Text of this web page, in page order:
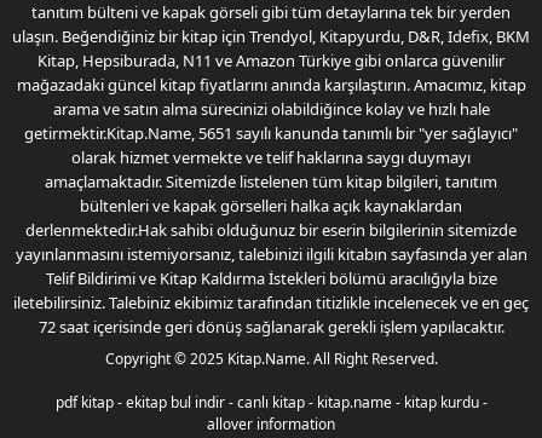
tanıtım bülteni ve kapak görseli gibi tüm detaylarına tek bir yerden
ulaşın. Beğendiğiniz bir kitap için Trendyol, Kitapyurdu, D&R, Idefix, BKM
Kitap, Hepsiburada, N11 ve Amazon Türkiye gibi onlarca güvenilir
mağazadaki güncel kitap fiyatlarını anında karşılaştırın. Amacımız, kitap
arama ve satın alma sürecinizi olabildiğince kolay ve hızlı hale
getirmektir.Kitap.Name, 5651 sayılı kanunda tanımlı bir "yer sağlayıcı"
olarak hizmet vermekte ve telif haklarına saygı duymayı
amaçlamaktadır. Sitemizde listelenen tüm kitap bilgileri, tanıtım
bültenleri ve kapak görselleri halka açık kaynaklardan
derlenmektedir.Hak sahibi olduğunuz bir eserin bilgilerinin sitemizde
yayınlanmasını istemiyorsanız, talebinizi ilgili kitabın sayfasında yer alan
Telif Bildirimi ve Kitap Kaldırma İstekleri bölümü aracılığıyla bize
iletebilirsiniz. Talebiniz ekibimiz tarafından titizlikle incelenecek ve en geç
72 saat içerisinde geri dönüş sağlanarak gerekli işlem yapılacaktır.
Copyright © 2025 Kitap.Name. All Right Reserved.
pdf kitap-ekitap bul indir-canlı kitap- kitap.name- kitap kurdu-
allover information